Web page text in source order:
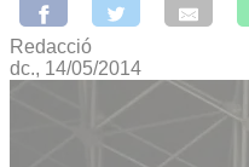
Redacció
dc., 14/05/2014